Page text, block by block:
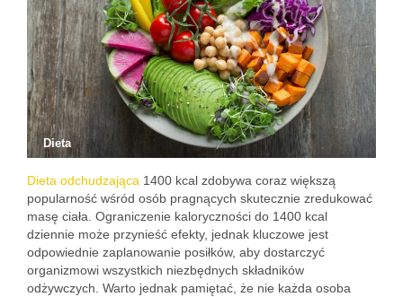
Dieta
Dieta odchudzająca 1400 kcal zdobywa coraz większą
popularność wśród osób pragnących skutecznie zredukować
masę ciała. Ograniczenie kaloryczności do 1400 kcal
dziennie może przynieść efekty, jednak kluczowe jest
odpowiednie zaplanowanie posiłków, aby dostarczyć
organizmowi wszystkich niezbędnych składników
odżywczych. Warto jednak pamiętać, że nie każda osoba